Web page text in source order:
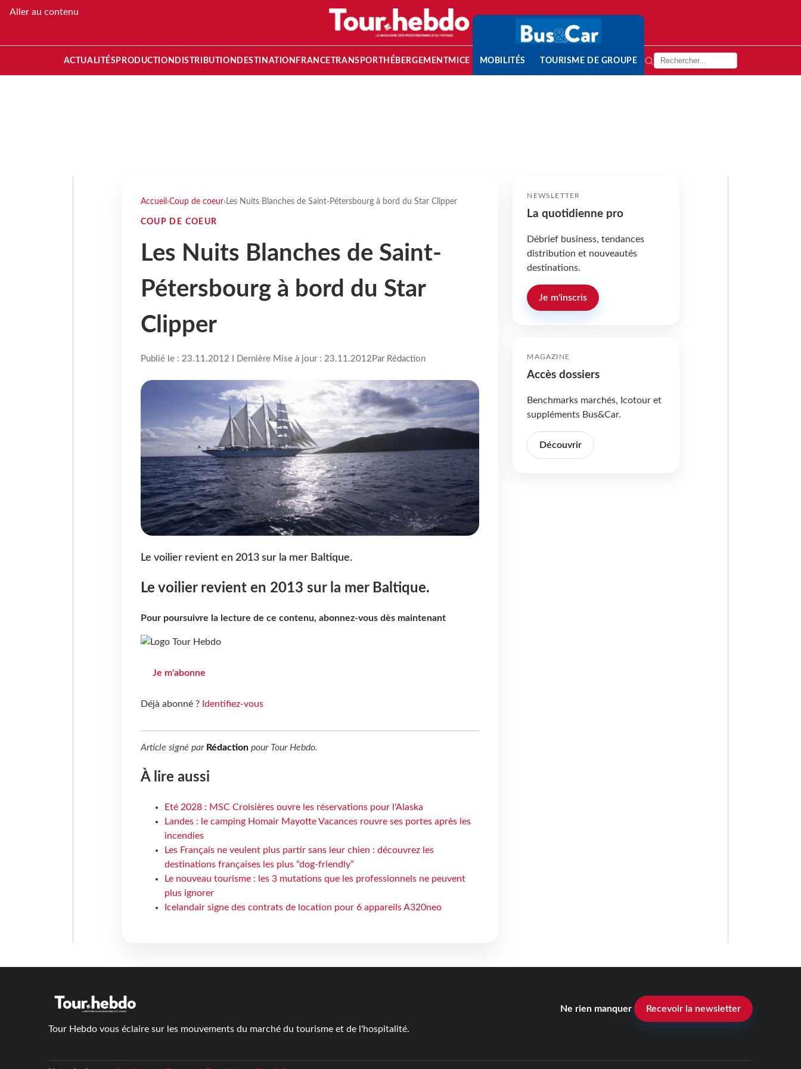
Aller au contenu
ACTUALITÉS PRODUCTION DISTRIBUTION DESTINATION FRANCETRANSPORT HÉBERGEMENTMICE MOBILITÉS TOURISME DE GROUPE
Accueil ›Coup de coeur› Les Nuits Blanches de Saint-Pétersbourg à bord du Star Clipper
COUP DE COEUR
Les Nuits Blanches de Saint-
Pétersbourg à bord du Star
Clipper
Publié le : 23.11.2012 I Dernière Mise à jour : 23.11.2012 Par Rédaction
Le voilier revient en 2013 sur la mer Baltique.
Le voilier revient en 2013 sur la mer Baltique.
Pour poursuivre la lecture de ce contenu, abonnez-vous dès maintenant
Je m'abonne
Déjà abonné ? Identifiez-vous
Article signé par Rédactionpour Tour Hebdo.
À lire aussi
Eté 2028 : MSC Croisières ouvre les réservations pour l'Alaska
Landes : le camping Homair Mayotte Vacances rouvre ses portes après les
incendies
Les Français ne veulent plus partir sans leur chien : découvrez les
destinations françaises les plus “dog-friendly”
Le nouveau tourisme : les 3 mutations que les professionnels ne peuvent
plus ignorer
Icelandair signe des contrats de location pour 6 appareils A320neo
NEWSLETTER
La quotidienne pro
Débrief business, tendances
distribution et nouveautés
destinations.
Je m'inscris
MAGAZINE
Accès dossiers
Benchmarks marchés, Icotour et
suppléments Bus&Car.
Découvrir
Tour Hebdo vous éclaire sur les mouvements du marché du tourisme et de l'hospitalité.
Ne rien manquer Recevoir la newsletter